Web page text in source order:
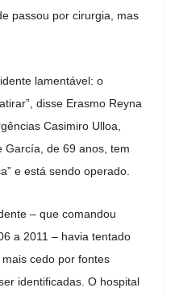
passou por cirurgia, mas
lamentável: o
disse Erasmo Reyna
Casimiro Ulloa,
García, de 69 anos, tem
e está sendo operado.
– que comandou
a 2011 – havia tentado
cedo por fontes
identificadas. O hospital